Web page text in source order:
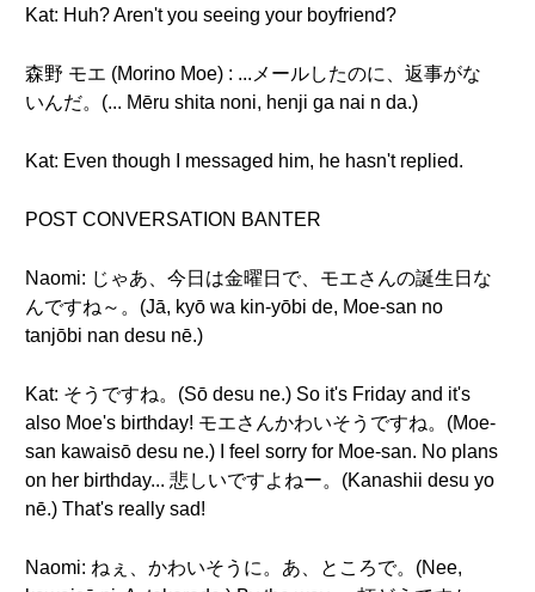
Kat: Huh? Aren't you seeing your boyfriend?
森野 モエ (Morino Moe) : ...メールしたのに、返事がな
いんだ。(... Mēru shita noni, henji ga nai n da.)
Kat: Even though I messaged him, he hasn't replied.
POST CONVERSATION BANTER
Naomi: じゃあ、今日は金曜日で、モエさんの誕生日な
んですね～。(Jā, kyō wa kin-yōbi de, Moe-san no
tanjōbi nan desu nē.)
Kat: そうですね。(Sō desu ne.) So it's Friday and it's
also Moe's birthday! モエさんかわいそうですね。(Moe-
san kawaisō desu ne.) I feel sorry for Moe-san. No plans
on her birthday... 悲しいですよねー。(Kanashii desu yo
nē.) That's really sad!
Naomi: ねぇ、かわいそうに。あ、ところで。(Nee,